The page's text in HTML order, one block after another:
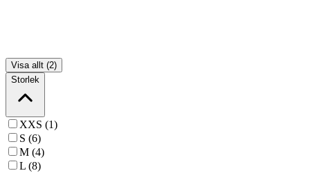
Visa allt (2)
Storlek
XXS (1)
S (6)
M (4)
L (8)